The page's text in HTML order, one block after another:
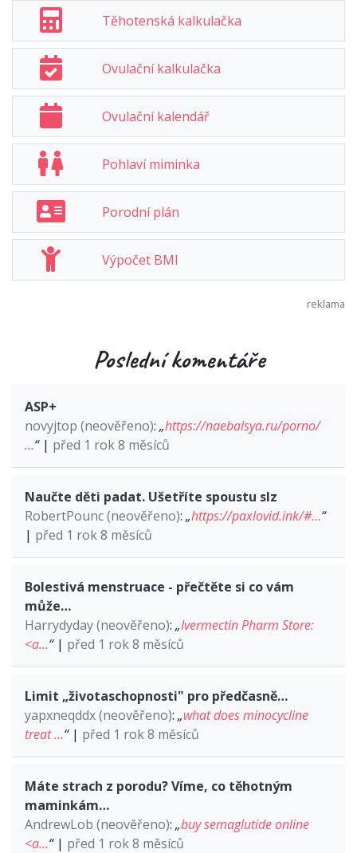
Těhotenská kalkulačka
Ovulační kalkulačka
Ovulační kalendář
Pohlaví miminka
Porodní plán
Výpočet BMI
Poslední komentáře
ASP+
novyjtop (neověřeno): „https://naebalsya.ru/porno/
…“| před 1 rok 8 měsíců
Naučte děti padat. Ušetříte spoustu slz
RobertPounc (neověřeno): „https://paxlovid.ink/#…“
| před 1 rok 8 měsíců
Bolestivá menstruace - přečtěte si co vám
může…
Harrydyday (neověřeno): „Ivermectin Pharm Store:
<a…“| před 1 rok 8 měsíců
Limit „životaschopnosti" pro předčasně…
yapxneqddx (neověřeno): „what does minocycline
treat …“| před 1 rok 8 měsíců
Máte strach z porodu? Víme, co těhotným
maminkám…
AndrewLob (neověřeno): „buy semaglutide online
<a…“| před 1 rok 8 měsíců